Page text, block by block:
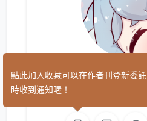
月魚
點此加入收藏可以在作者刊登新委託
時收到通知喔！